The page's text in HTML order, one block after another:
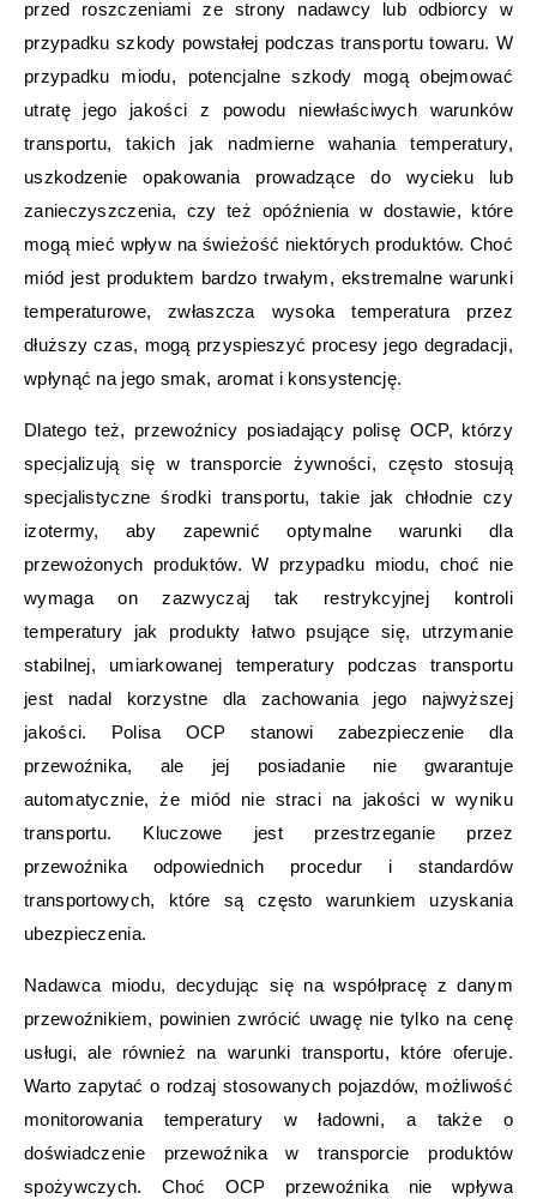
przed roszczeniami ze strony nadawcy lub odbiorcy w
przypadku szkody powstałej podczas transportu towaru. W
przypadku miodu, potencjalne szkody mogą obejmować
utratę jego jakości z powodu niewłaściwych warunków
transportu, takich jak nadmierne wahania temperatury,
uszkodzenie opakowania prowadzące do wycieku lub
zanieczyszczenia, czy też opóźnienia w dostawie, które
mogą mieć wpływ na świeżość niektórych produktów. Choć
miód jest produktem bardzo trwałym, ekstremalne warunki
temperaturowe, zwłaszcza wysoka temperatura przez
dłuższy czas, mogą przyspieszyć procesy jego degradacji,
wpłynąć na jego smak, aromat i konsystencję.
Dlatego też, przewoźnicy posiadający polisę OCP, którzy
specjalizują się w transporcie żywności, często stosują
specjalistyczne środki transportu, takie jak chłodnie czy
izotermy, aby zapewnić optymalne warunki dla
przewożonych produktów. W przypadku miodu, choć nie
wymaga on zazwyczaj tak restrykcyjnej kontroli
temperatury jak produkty łatwo psujące się, utrzymanie
stabilnej, umiarkowanej temperatury podczas transportu
jest nadal korzystne dla zachowania jego najwyższej
jakości. Polisa OCP stanowi zabezpieczenie dla
przewoźnika, ale jej posiadanie nie gwarantuje
automatycznie, że miód nie straci na jakości w wyniku
transportu. Kluczowe jest przestrzeganie przez
przewoźnika odpowiednich procedur i standardów
transportowych, które są często warunkiem uzyskania
ubezpieczenia.
Nadawca miodu, decydując się na współpracę z danym
przewoźnikiem, powinien zwrócić uwagę nie tylko na cenę
usługi, ale również na warunki transportu, które oferuje.
Warto zapytać o rodzaj stosowanych pojazdów, możliwość
monitorowania temperatury w ładowni, a także o
doświadczenie przewoźnika w transporcie produktów
spożywczych. Choć OCP przewoźnika nie wpływa